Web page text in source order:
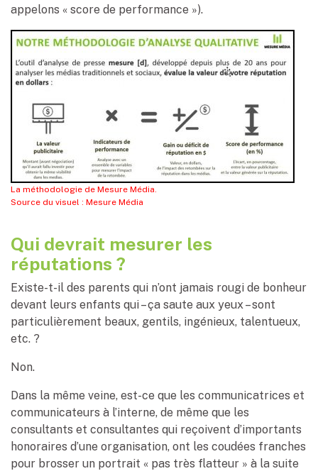
appelons « score de performance »).
La méthodologie de Mesure Média.
Source du visuel : Mesure Média
Qui devrait mesurer les
réputations ?
Existe-t-il des parents qui n’ont jamais rougi de bonheur
devant leurs enfants qui – ça saute aux yeux – sont
particulièrement beaux, gentils, ingénieux, talentueux,
etc. ?
Non.
Dans la même veine, est-ce que les communicatrices et
communicateurs à l’interne, de même que les
consultants et consultantes qui reçoivent d’importants
honoraires d’une organisation, ont les coudées franches
pour brosser un portrait « pas très flatteur » à la suite